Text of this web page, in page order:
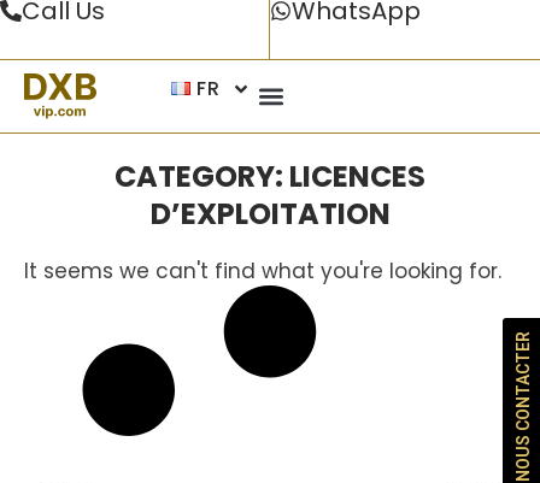
Call Us WhatsApp
FR
CATEGORY: LICENCES
D’EXPLOITATION
It seems we can't find what you're looking for.
NOUS CONTACTER